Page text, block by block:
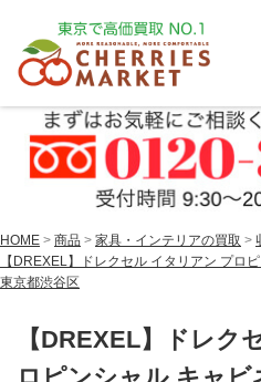
HOME > 商品 > 家具・インテリアの買取 >
【DREXEL】ドレクセル イタリアン プロ
東京都渋谷区
【DREXEL】ドレク